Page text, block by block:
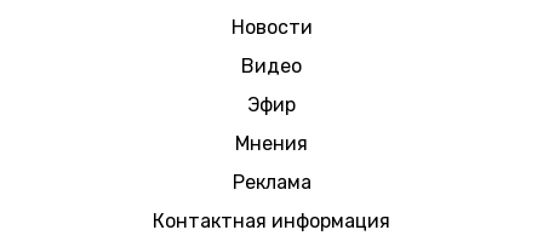
Новости
Видео
Эфир
Мнения
Реклама
Контактная информация